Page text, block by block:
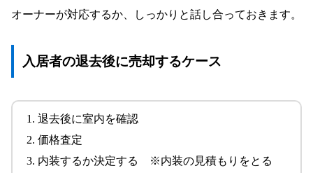
オーナーが対応するか、しっかりと話し合っておきます。
入居者の退去後に売却するケース
退去後に室内を確認
価格査定
内装するか決定する ※内装の見積もりをとる